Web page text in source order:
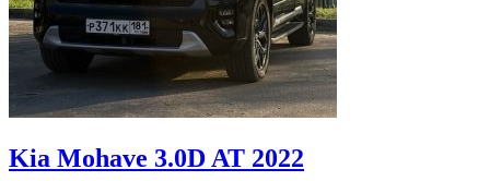
Kia Mohave 3.0D AT 2022